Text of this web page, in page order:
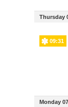
Thursday
09:31
Monday